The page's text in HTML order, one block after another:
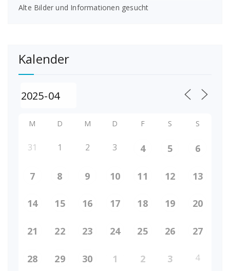
Alte Bilder und Informationen gesucht
Kalender
M D M D F S S
31 1 2 3 4 5 6
7 8 9 10 11 12 13
14 15 16 17 18 19 20
21 22 23 24 25 26 27
28 29 30 1 2 3 4